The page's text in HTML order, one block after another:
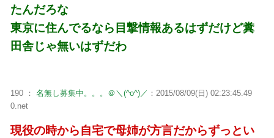
たんだろな
東京に住んでるなら目撃情報あるはずだけど糞
田舎じゃ無いはずだわ
190 ： 名無し募集中。。。＠＼(^o^)／ ：2015/08/09(日) 02:23:45.49
0.net
現役の時から自宅で母姉が方言だからずっとい